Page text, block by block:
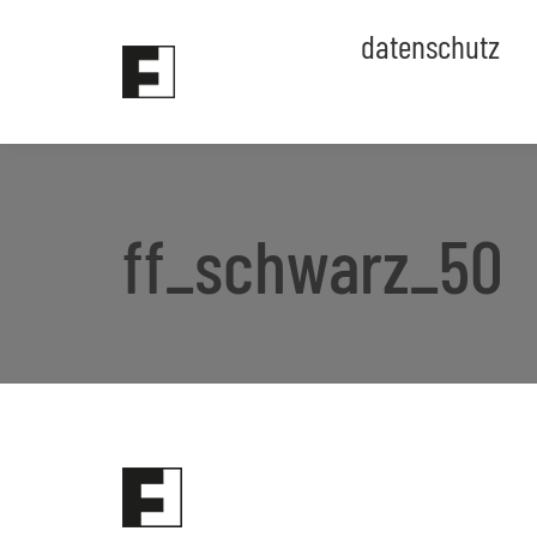
datenschutz
ff_schwarz_50